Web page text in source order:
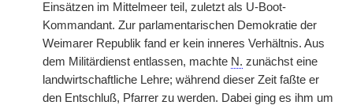
Einsätzen im Mittelmeer teil, zuletzt als U-Boot-
Kommandant. Zur parlamentarischen Demokratie der
Weimarer Republik fand er kein inneres Verhältnis. Aus
dem Militärdienst entlassen, machte N. zunächst eine
landwirtschaftliche Lehre; während dieser Zeit faßte er
den Entschluß, Pfarrer zu werden. Dabei ging es ihm um